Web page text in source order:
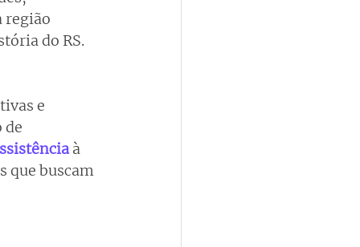
região
do RS.
e
de
à
que buscam